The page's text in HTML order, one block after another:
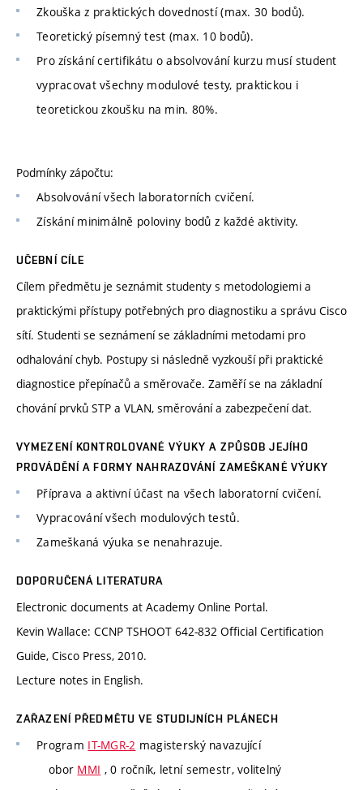
Zkouška z praktických dovedností (max. 30 bodů).
Teoretický písemný test (max. 10 bodů).
Pro získání certifikátu o absolvování kurzu musí student
vypracovat všechny modulové testy, praktickou i
teoretickou zkoušku na min. 80%.
Podmínky zápočtu:
Absolvování všech laboratorních cvičení.
Získání minimálně poloviny bodů z každé aktivity.
UČEBNÍ CÍLE
Cílem předmětu je seznámit studenty s metodologiemi a
praktickými přístupy potřebných pro diagnostiku a správu Cisco
sítí. Studenti se seznámení se základními metodami pro
odhalování chyb. Postupy si následně vyzkouší při praktické
diagnostice přepínačů a směrovače. Zaměří se na základní
chování prvků STP a VLAN, směrování a zabezpečení dat.
VYMEZENÍ KONTROLOVANÉ VÝUKY A ZPŮSOB JEJÍHO
PROVÁDĚNÍ A FORMY NAHRAZOVÁNÍ ZAMEŠKANÉ VÝUKY
Příprava a aktivní účast na všech laboratorní cvičení.
Vypracování všech modulových testů.
Zameškaná výuka se nenahrazuje.
DOPORUČENÁ LITERATURA
Electronic documents at Academy Online Portal.
Kevin Wallace: CCNP TSHOOT 642-832 Official Certification
Guide, Cisco Press, 2010.
Lecture notes in English.
ZAŘAZENÍ PŘEDMĚTU VE STUDIJNÍCH PLÁNECH
Program IT-MGR-2 magisterský navazující
obor MMI , 0 ročník, letní semestr, volitelný